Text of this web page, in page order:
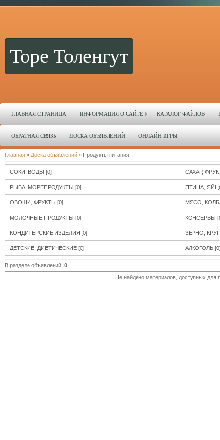
Торе Толенгут
ГЛАВНАЯ СТРАНИЦА ИНФОРМАЦИЯ О САЙТЕ КАТАЛОГ ФАЙЛОВ
ОБРАТНАЯ СВЯЗЬ ДОСКА ОБЪЯВЛЕНИЙ ОНЛАЙН ИГРЫ
Главная » Доска объявлений » Продукты питания
СОКИ, ВОДЫ [0] САХАР,
РЫБА, МОРЕПРОДУКТЫ [0] ПТИЦА,
ОВОЩИ, ФРУКТЫ [0] МЯСО,
МОЛОЧНЫЕ ПРОДУКТЫ [0] КОНСЕРВЫ
КОНДИТЕРСКИЕ ИЗДЕЛИЯ [0] ЗЕРНО,
ДЕТСКИЕ, ДИЕТИЧЕСКИЕ [0] АЛКОГОЛЬ [0]
В разделе объявлений: 0
Не найдено материалов, доступных для